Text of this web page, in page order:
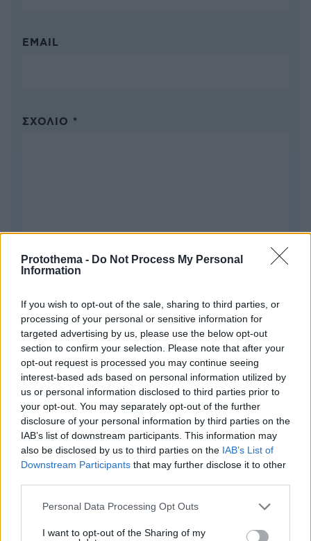
Protothema - Do Not Process My Personal
Information
If you wish to opt-out of the sale, sharing to third parties, or
processing of your personal or sensitive information for
targeted advertising by us, please use the below opt-out
section to confirm your selection. Please note that after your
opt-out request is processed you may continue seeing
interest-based ads based on personal information utilized by
us or personal information disclosed to third parties prior to
your opt-out. You may separately opt-out of the further
disclosure of your personal information by third parties on the
IAB’s list of downstream participants. This information may
also be disclosed by us to third parties on the IAB’s List of
Downstream Participants that may further disclose it to other
Please note that this website/app uses one or more Google
not limited to your visit or usage behaviour. You may click to
Personal Data Processing Opt Outs
I want to opt-out of the Sharing of my
EMAIL
ΣΧΌΛΙΟ *
Απομένουν χαρακτήρες
* Υποχρεωτικά πεδία
ΡΟΗ ΕΙΔΗΣΕΩΝ
Ειδήσεις Δημοφιλή Σχολιασμένα
Αποκαλύψεις Telegraph για τον Ινφαντίνο: Η εξαψήφια
φερόμενη σχέση τους